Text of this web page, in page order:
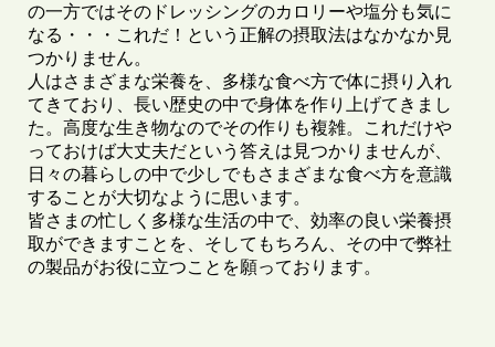
の一方ではそのドレッシングのカロリーや塩分も気に
なる・・・これだ！という正解の摂取法はなかなか見
つかりません。
人はさまざまな栄養を、多様な食べ方で体に摂り入れ
てきており、長い歴史の中で身体を作り上げてきまし
た。高度な生き物なのでその作りも複雑。これだけや
っておけば大丈夫だという答えは見つかりませんが、
日々の暮らしの中で少しでもさまざまな食べ方を意識
することが大切なように思います。
皆さまの忙しく多様な生活の中で、効率の良い栄養摂
取ができますことを、そしてもちろん、その中で弊社
の製品がお役に立つことを願っております。